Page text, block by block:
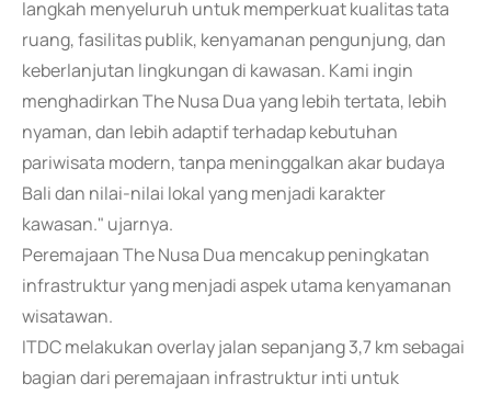
langkah menyeluruh untuk memperkuat kualitas tata
ruang, fasilitas publik, kenyamanan pengunjung, dan
keberlanjutan lingkungan di kawasan. Kami ingin
menghadirkan The Nusa Dua yang lebih tertata, lebih
nyaman, dan lebih adaptif terhadap kebutuhan
pariwisata modern, tanpa meninggalkan akar budaya
Bali dan nilai-nilai lokal yang menjadi karakter
kawasan." ujarnya.
Peremajaan The Nusa Dua mencakup peningkatan
infrastruktur yang menjadi aspek utama kenyamanan
wisatawan.
ITDC melakukan overlay jalan sepanjang 3,7 km sebagai
bagian dari peremajaan infrastruktur inti untuk